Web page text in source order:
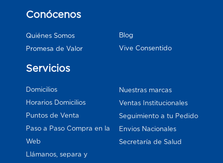
Conócenos
Quiénes Somos
Promesa de Valor
Blog
Vive Consentido
Servicios
Domicilios
Horarios Domicilios
Puntos de Venta
Paso a Paso Compra en la
Web
Llámanos, separa y
Nuestras marcas
Ventas Institucionales
Seguimiento a tu Pedido
Envios Nacionales
Secretaría de Salud